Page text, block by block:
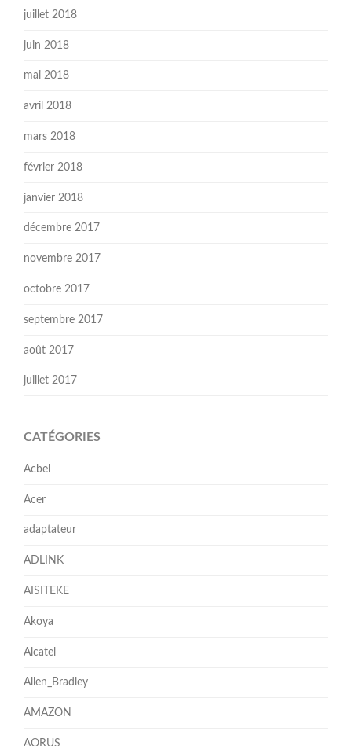
juillet 2018
juin 2018
mai 2018
avril 2018
mars 2018
février 2018
janvier 2018
décembre 2017
novembre 2017
octobre 2017
septembre 2017
août 2017
juillet 2017
CATÉGORIES
Acbel
Acer
adaptateur
ADLINK
AISITEKE
Akoya
Alcatel
Allen_Bradley
AMAZON
AORUS